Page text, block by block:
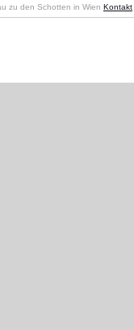
zu den Schotten in Wien Kontakt